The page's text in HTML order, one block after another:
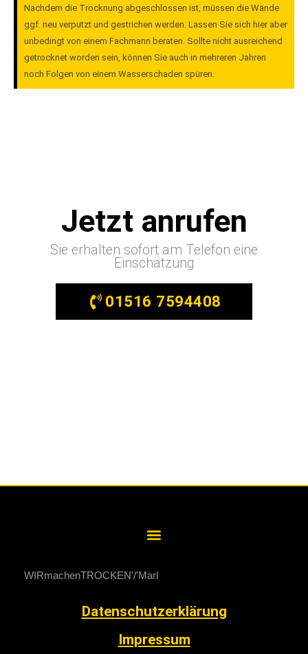
Nachdem die Trocknung abgeschlossen ist, müssen die Wände
ggf. neu verputzt und gestrichen werden. Lassen Sie sich hier aber
unbedingt von einem Fachmann beraten. Sollte nicht ausreichend
getrocknet worden sein, können Sie auch in mehreren Jahren
noch Folgen von einem Wasserschaden spüren.
Jetzt anrufen
Sie erhalten sofort am Telefon eine
Einschätzung
01516 7594408
WIRmachenTROCKEN Marl
Datenschutzerklärung
Impressum